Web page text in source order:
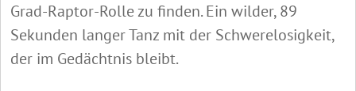
Grad-Raptor-Rolle zu finden. Ein wilder, 89
Sekunden langer Tanz mit der Schwerelosigkeit,
der im Gedächtnis bleibt.